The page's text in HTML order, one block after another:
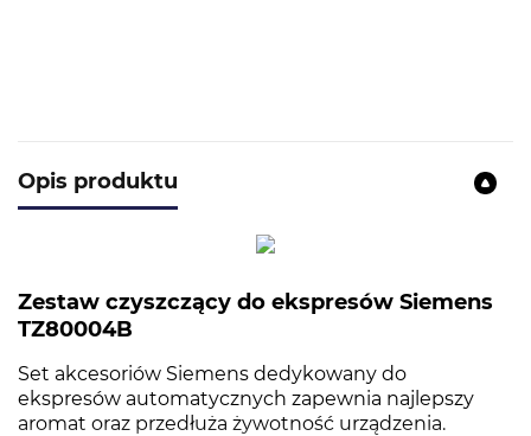
Opis produktu
Zestaw czyszczący do ekspresów Siemens
TZ80004B
Set akcesoriów Siemens dedykowany do
ekspresów automatycznych zapewnia najlepszy
aromat oraz przedłuża żywotność urządzenia.